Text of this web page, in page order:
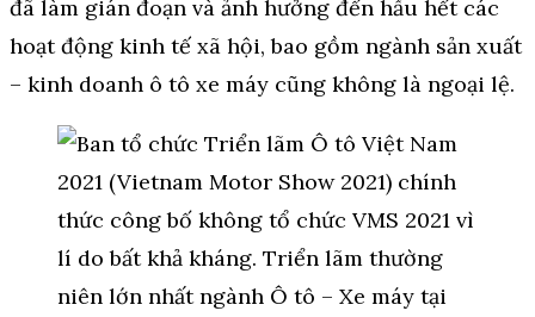
đã làm gián đoạn và ảnh hưởng đến hầu hết các
hoạt động kinh tế xã hội, bao gồm ngành sản xuất
– kinh doanh ô tô xe máy cũng không là ngoại lệ.